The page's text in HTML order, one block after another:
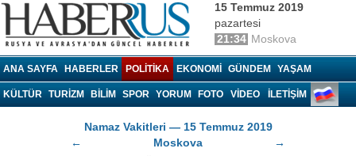
Haberrus.com
15 Temmuz 2019
pazartesi
21:34 Moskova
ANA SAYFA HABERLER POLITIKA EKONOMI GÜNDEM YAŞAM
KÜLTÜR TURIZM BILIM SPOR YORUM FOTO VIDEO İLETİŞİM
Namaz Vakitleri — 15 Temmuz 2019
←
Moskova
→